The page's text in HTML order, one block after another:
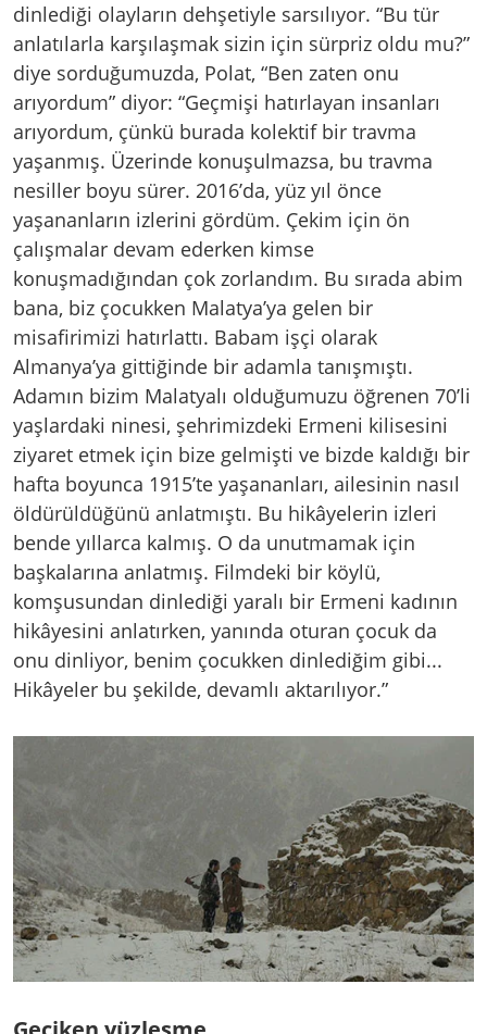
dinlediği olayların dehşetiyle sarsılıyor. “Bu tür
anlatılarla karşılaşmak sizin için sürpriz oldu mu?”
diye sorduğumuzda, Polat, “Ben zaten onu
arıyordum” diyor: “Geçmişi hatırlayan insanları
arıyordum, çünkü burada kolektif bir travma
yaşanmış. Üzerinde konuşulmazsa, bu travma
nesiller boyu sürer. 2016’da, yüz yıl önce
yaşananların izlerini gördüm. Çekim için ön
çalışmalar devam ederken kimse
konuşmadığından çok zorlandım. Bu sırada abim
bana, biz çocukken Malatya’ya gelen bir
misafirimizi hatırlattı. Babam işçi olarak
Almanya’ya gittiğinde bir adamla tanışmıştı.
Adamın bizim Malatyalı olduğumuzu öğrenen 70’li
yaşlardaki ninesi, şehrimizdeki Ermeni kilisesini
ziyaret etmek için bize gelmişti ve bizde kaldığı bir
hafta boyunca 1915’te yaşananları, ailesinin nasıl
öldürüldüğünü anlatmıştı. Bu hikâyelerin izleri
bende yıllarca kalmış. O da unutmamak için
başkalarına anlatmış. Filmdeki bir köylü,
komşusundan dinlediği yaralı bir Ermeni kadının
hikâyesini anlatırken, yanında oturan çocuk da
onu dinliyor, benim çocukken dinlediğim gibi...
Hikâyeler bu şekilde, devamlı aktarılıyor.”